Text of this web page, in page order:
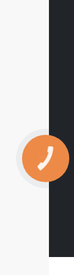
КНОПКА
ЗВ'ЯЗКУ